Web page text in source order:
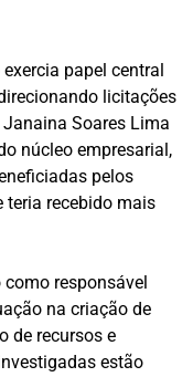
papel central
licitações
Soares Lima
núcleo empresarial,
pelos
teria recebido mais
responsável
na criação de
de recursos e
estão